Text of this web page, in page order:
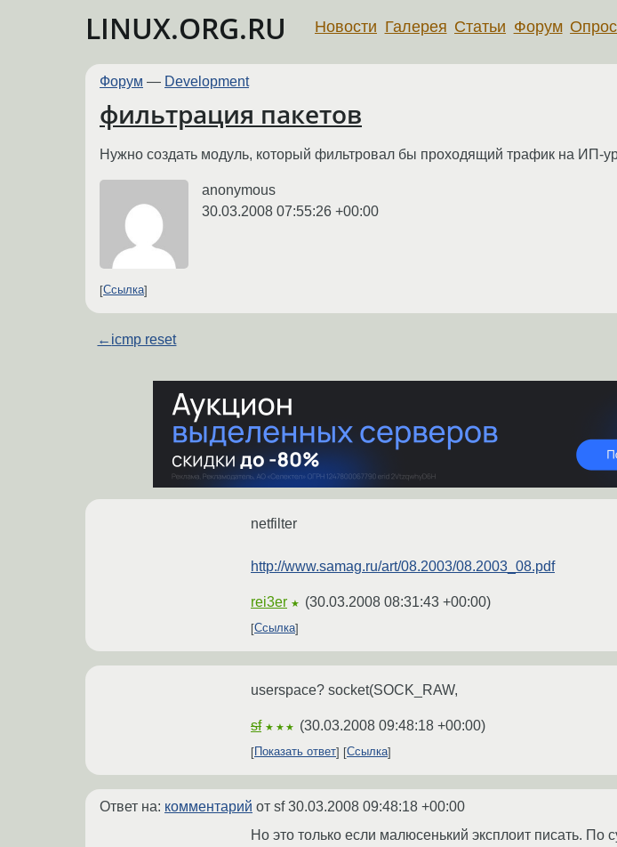
LINUX.ORG.RU Новости Галерея Статьи Форум
Форум — Development
фильтрация пакетов
Нужно создать модуль, который фильтровал бы проходящий трафик на ИП-
anonymous
30.03.2008 07:55:26 +00:00
Ссылка
← iсmp rеset
netfilter
http://www.samag.ru/art/08.2003/08.2003_08.pdf
rei3er ★ (30.03.2008 08:31:43 +00:00)
Ссылка
userspace? socket(SOCK_RAW,
sf ★★★ (30.03.2008 09:48:18 +00:00)
Показать ответ Ссылка
Ответ на: комментарий от sf30.03.2008 09:48:18 +00:00
Но это только если малюсенький эксплоит писать.